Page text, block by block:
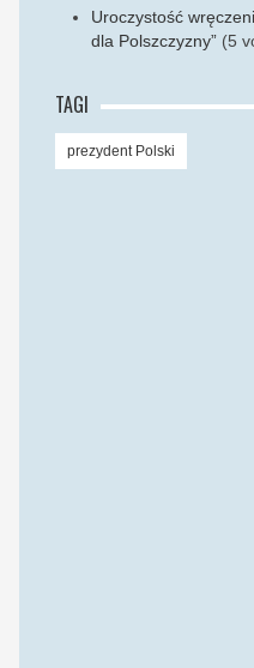
Uroczystość
dla Polszczyzny” (5
TAGI
prezydent Polski